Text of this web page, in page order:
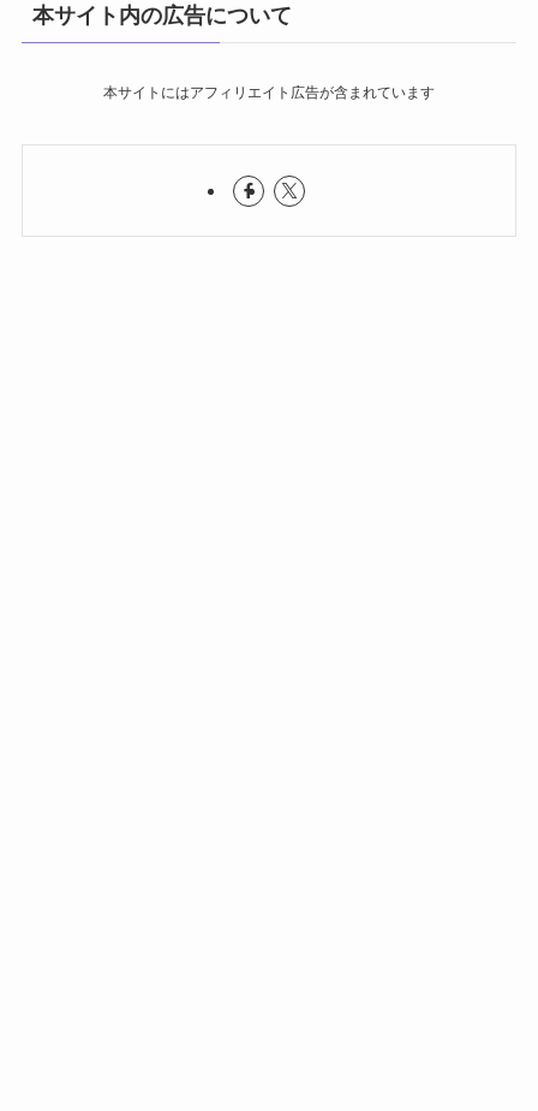
本サイト内の広告について
本サイトにはアフィリエイト広告が含まれています